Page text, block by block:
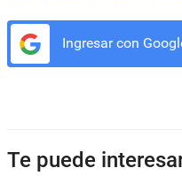
Ingresar con
Te puede